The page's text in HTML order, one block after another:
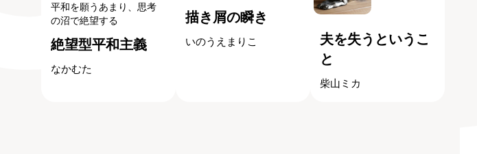
平和を願うあまり、思考
の沼で絶望する
絶望型平和主義
なかむた
描き屑の瞬き
いのうえまりこ
夫を失うというこ
と
柴山ミカ